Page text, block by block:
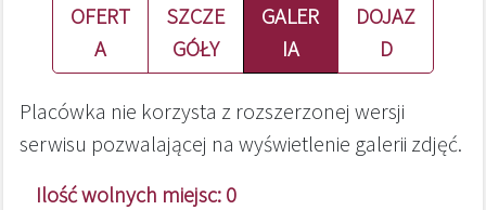
OFERT
A
SZCZE
GÓŁY
GALER
IA
DOJAZ
D
Placówka nie korzysta z rozszerzonej wersji
serwisu pozwalającej na wyświetlenie galerii zdjęć.
Ilość wolnych miejsc: 0